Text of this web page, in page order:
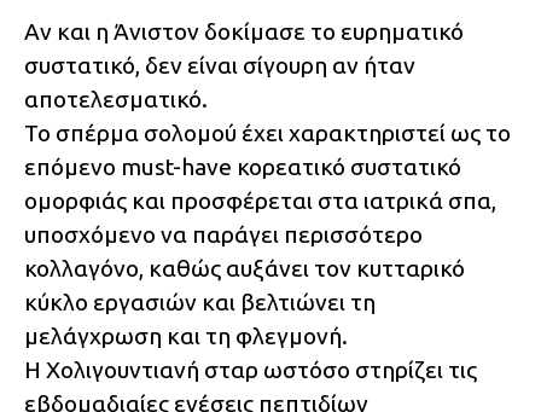
Αν και η Άνιστον δοκίμασε το ευρηματικό
συστατικό, δεν είναι σίγουρη αν ήταν
αποτελεσματικό.
Το σπέρμα σολομού έχει χαρακτηριστεί ως το
επόμενο must-have κορεατικό συστατικό
ομορφιάς και προσφέρεται στα ιατρικά σπα,
υποσχόμενο να παράγει περισσότερο
κολλαγόνο, καθώς αυξάνει τον κυτταρικό
κύκλο εργασιών και βελτιώνει τη
μελάγχρωση και τη φλεγμονή.
Η Χολιγουντιανή σταρ ωστόσο στηρίζει τις
εβδομαδιαίες ενέσεις πεπτιδίων